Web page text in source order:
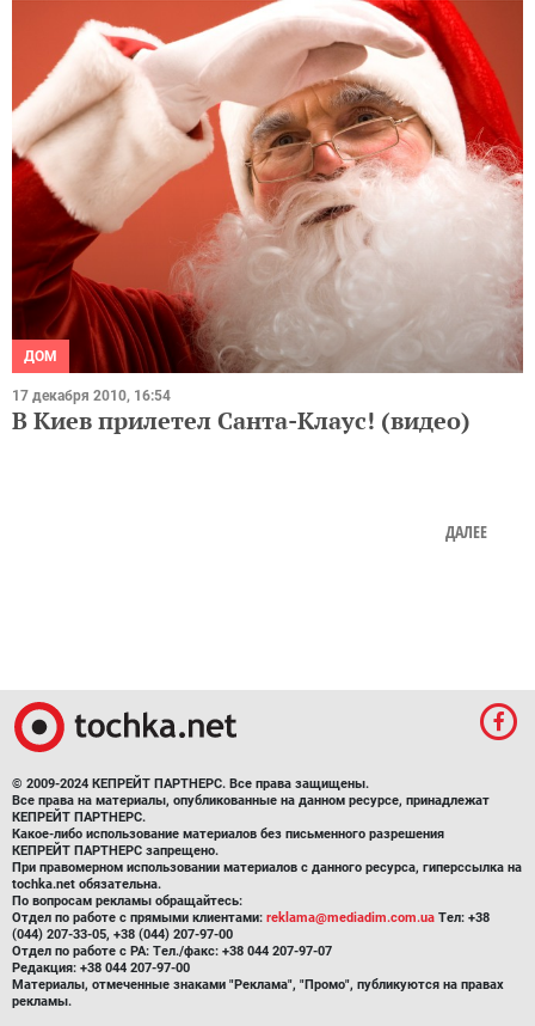
ДОМ
17 декабря 2010, 16:54
В Киев прилетел Санта-Клаус! (видео)
ДАЛЕЕ
© 2009-2024 КЕПРЕЙТ ПАРТНЕРС. Все права защищены.
Все права на материалы, опубликованные на данном ресурсе, принадлежат
КЕПРЕЙТ ПАРТНЕРС.
Какое-либо использование материалов без письменного разрешения
КЕПРЕЙТ ПАРТНЕРС запрещено.
При правомерном использовании материалов с данного ресурса, гиперссылка на
tochka.net обязательна.
По вопросам рекламы обращайтесь:
Отдел по работе с прямыми клиентами: reklama@mediadim.com.ua Тел: +38
(044) 207-33-05, +38 (044) 207-97-00
Отдел по работе с РА: Тел./факс: +38 044 207-97-07
Редакция: +38 044 207-97-00
Материалы, отмеченные знаками "Реклама", "Промо", публикуются на правах
рекламы.